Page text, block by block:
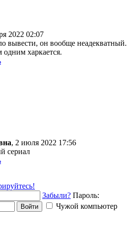
2022 02:07
вывести, он вообще неадекватный.
харкается.
, 2 июля 2022 17:56
сериал
Забыли? Пароль:
Войти
Чужой компьютер